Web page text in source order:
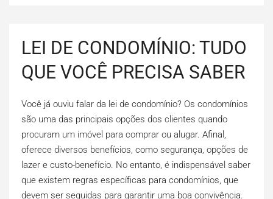
LEI DE CONDOMÍNIO: TUDO
QUE VOCÊ PRECISA SABER
Você já ouviu falar da lei de condomínio? Os condomínios
são uma das principais opções dos clientes quando
procuram um imóvel para comprar ou alugar. Afinal,
oferece diversos benefícios, como segurança, opções de
lazer e custo-benefício. No entanto, é indispensável saber
que existem regras específicas para condomínios, que
devem ser seguidas para garantir uma boa convivência.